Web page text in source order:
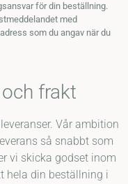
för din beställning.
med
som du angav när du
frakt
Vår ambition
så snabbt som
vi skicka godset inom
hela din beställning i